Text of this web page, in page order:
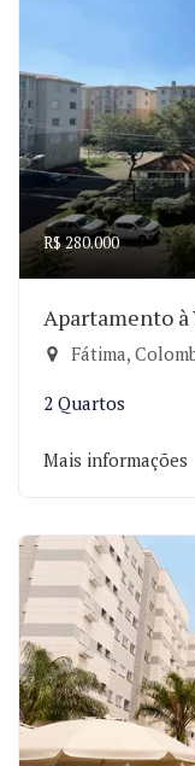
R$ 280.000
Apartamento à
Fátima,
2 Quartos
Mais informações